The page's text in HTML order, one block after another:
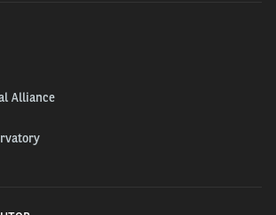
O RELATÓRIO
Alliance